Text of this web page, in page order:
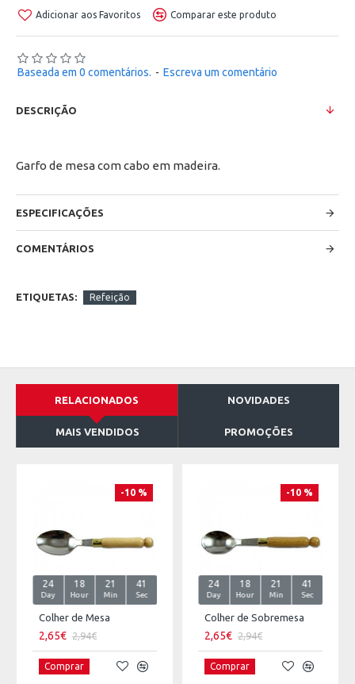
Baseada em 0 comentários. - Escreva um comentário
Adicionar aos Favoritos Comparar este produto
DESCRIÇÃO
Garfo de mesa com cabo em madeira.
ESPECIFICAÇÕES
COMENTÁRIOS
ETIQUETAS: Refeição
RELACIONADOS NOVIDADES
MAIS VENDIDOS PROMOÇÕES
-10 %
24
Day
18
Hour
21
Min
41
Sec
Colher de Mesa
2,65€ 2,94€
Comprar
-10 %
24
Day
18
Hour
21
Min
41
Sec
Colher de Sobremesa
2,65€ 2,94€
Comprar